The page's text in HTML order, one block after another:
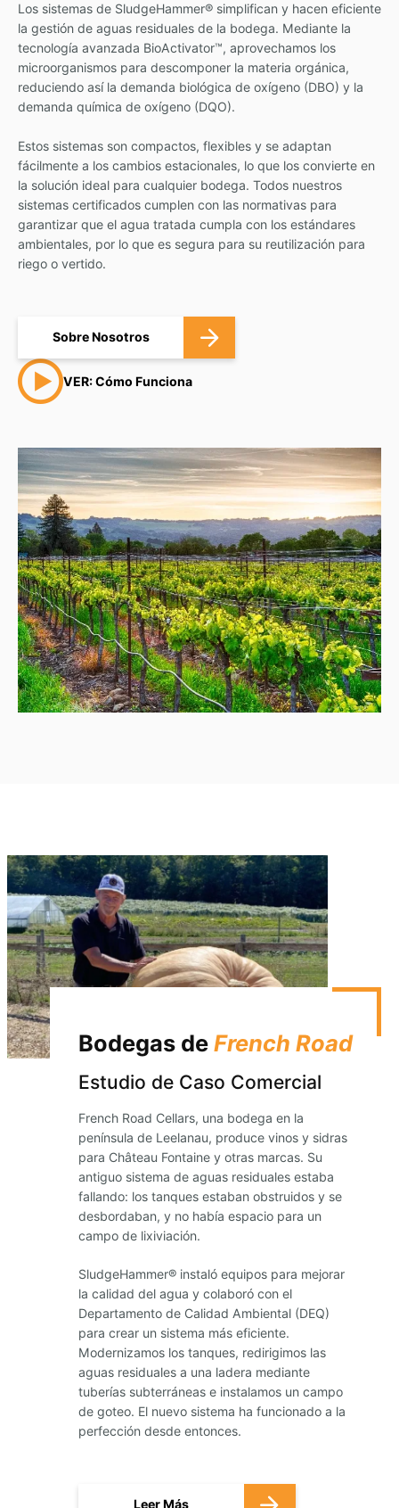
Los sistemas de SludgeHammer® simplifican y hacen eficiente
la gestión de aguas residuales de la bodega. Mediante la
tecnología avanzada BioActivator™, aprovechamos los
microorganismos para descomponer la materia orgánica,
reduciendo así la demanda biológica de oxígeno (DBO) y la
demanda química de oxígeno (DQO).
Estos sistemas son compactos, flexibles y se adaptan
fácilmente a los cambios estacionales, lo que los convierte en
la solución ideal para cualquier bodega. Todos nuestros
sistemas certificados cumplen con las normativas para
garantizar que el agua tratada cumpla con los estándares
ambientales, por lo que es segura para su reutilización para
riego o vertido.
Sobre Nosotros
VER: Cómo Funciona
Bodegas deFrench Road
Estudio de Caso Comercial
French Road Cellars, una bodega en la
península de Leelanau, produce vinos y sidras
para Château Fontaine y otras marcas. Su
antiguo sistema de aguas residuales estaba
fallando: los tanques estaban obstruidos y se
desbordaban, y no había espacio para un
campo de lixiviación.
SludgeHammer®instaló equipos para mejorar
la calidad del agua y colaboró ​​con el
Departamento de Calidad Ambiental (DEQ)
para crear un sistema más eficiente.
Modernizamos los tanques, redirigimos las
aguas residuales a una ladera mediante
tuberías subterráneas e instalamos un campo
de goteo. El nuevo sistema ha funcionado a la
perfección desde entonces.
Leer Más